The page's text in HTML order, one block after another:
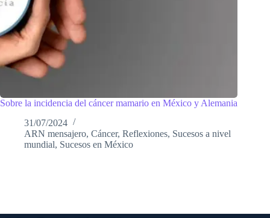
Sobre la incidencia del cáncer mamario en México y Alemania
31/07/2024
ARN mensajero, Cáncer, Reflexiones, Sucesos a nivel
mundial, Sucesos en México